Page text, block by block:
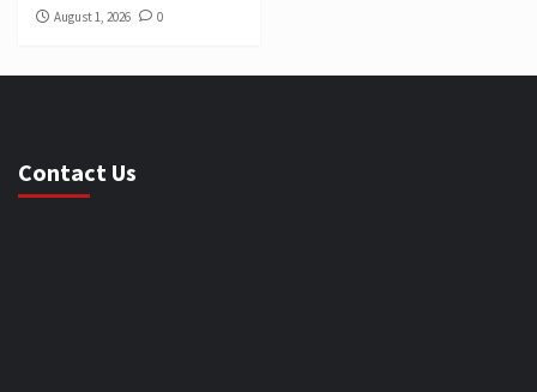
August 1, 2026 0
Contact Us